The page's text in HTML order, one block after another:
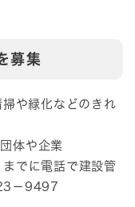
募集
や緑化などのきれ
体や企業
でに電話で建設管
－9497